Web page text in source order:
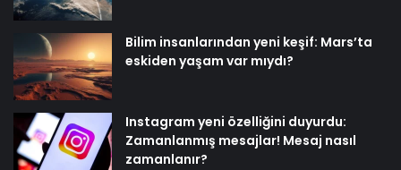
Bilim insanlarından yeni keşif: Mars’ta
eskiden yaşam var mıydı?
Instagram yeni özelliğini duyurdu:
Zamanlanmış mesajlar! Mesaj nasıl
zamanlanır?